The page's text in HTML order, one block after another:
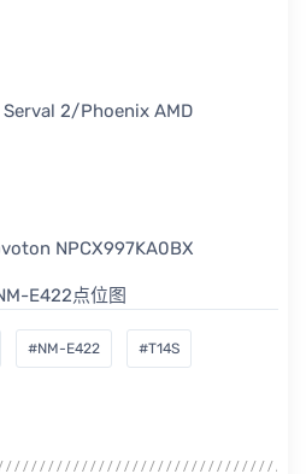
2/Phoenix AMD
NPCX997KA0BX
#NM-E422 #T14S